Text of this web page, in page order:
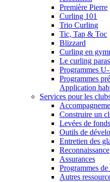
Première Pierre
Curling 101
Trio Curling
Tic, Tap & Toc
Blizzard
Curling en
Le curling
Programmes
Programmes
Application
Services pour les
Construire un
Levées de fonds
Outils de
Entretien des
Reconnaissance
Assurances
Programmes
Autres